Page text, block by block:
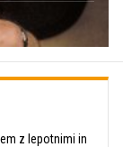
z lepotnimi in